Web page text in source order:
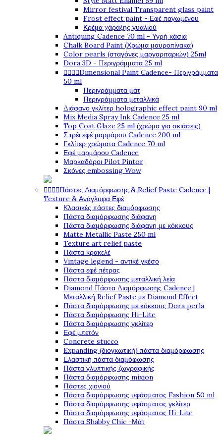
Mirror festival Transparent glass paint
Frost effect paint - Εφέ παγωμένου
Κρέμα χάραξης γυαλιού
Antiquing Cadence 70 ml - Υγρή κάσια
Chalk Board Paint (Χρώμα μαυροπίνακα)
Color pearls (σταγόνες μαργαριταριών) 25ml
Dora 3D - Περιγράμματα 25 ml
Dimensional Paint Cadence- Περιγράμματα
50 ml
Περιγράμματα μάτ
Περιγράμματα μεταλλικά
Διάφανο γκλίτερ holographic effect paint 90 ml
Mix Media Spray Ink Cadence 25 ml
Top Coat Glaze 25 ml (χρώμα για σκιάσεις)
Σπρέι εφέ μαρμάρου Cadence 200 ml
Γκλίτερ χρώματα Cadence 70 ml
Εφέ μαρμάρου Cadence
Μαρκαδόροι Pilot Pintor
Σκόνες embossing Wow
Πάστες Διαμόρφωσης & Relief Paste Cadence |
Texture & Ανάγλυφα Εφέ
Κλασικές πάστες διαμόρφωσης
Πάστα διαμόρφωσης διάφανη
Πάστα διαμόρφωσης διάφανη με κόκκους
Matte Metallic Paste 250 ml
Texture art relief paste
Πάστα κρακελέ
Vintage legend - αντικέ γκέσο
Πάστα εφέ πέτρας
Πάστα διαμόρφωσης μεταλλική λεία
Diamond Πάστα Διαμόρφωσης Cadence |
Μεταλλική Relief Paste με Diamond Effect
Πάστα διαμόρφωσης με κόκκους Dora perla
Πάστα διαμόρφωσης Hi-Lite
Πάστα διαμόρφωσης γκλίτερ
Εφέ μπετόν
Concrete stucco
Expanding (διογκωτική) πάστα διαμόρφωσης
Ελαστική πάστα διαμόφωσης
Πάστα γλυπτικής ζωγραφικής
Πάστα διαμόρφωσης mixion
Πάστες χιονιού
Πάστα διαμόρφωσης υφάσματος Fashion 50 ml
Πάστα διαμόρφωσης υφάσματος γκλίτερ
Πάστα διαμόρφωσης υφάσματος Hi-Lite
Πάστα Shabby Chic -Μάτ